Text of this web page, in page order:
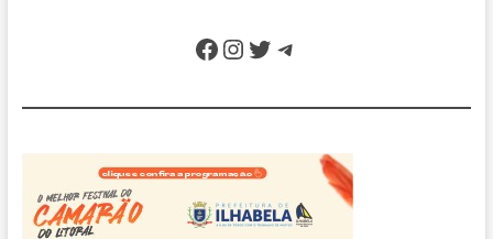
Facebook
Instagram
Twitter
Telegram